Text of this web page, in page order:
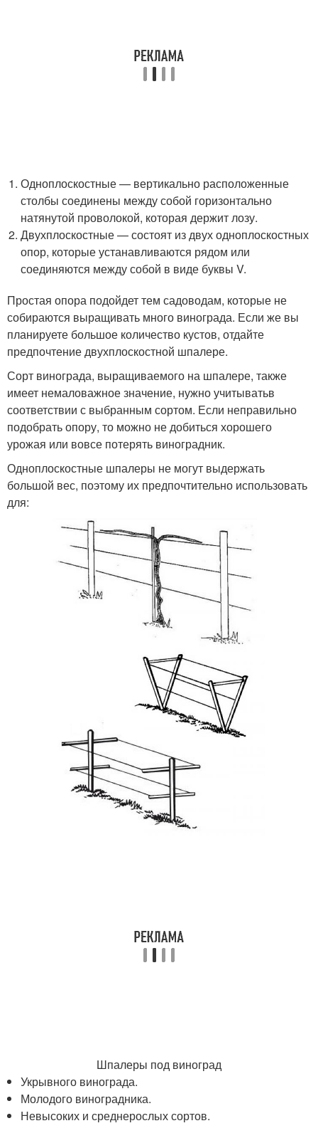
Одноплоскостные — вертикально расположенные
столбы соединены между собой горизонтально
натянутой проволокой, которая держит лозу.
Двухплоскостные — состоят из двух одноплоскостных
опор, которые устанавливаются рядом или
соединяются между собой в виде буквы V.
Простая опора подойдет тем садоводам, которые не
собираются выращивать много винограда. Если же вы
планируете большое количество кустов, отдайте
предпочтение двухплоскостной шпалере.
Сорт винограда, выращиваемого на шпалере, также
имеет немаловажное значение, нужно учитыватьв
соответствии с выбранным сортом. Если неправильно
подобрать опору, то можно не добиться хорошего
урожая или вовсе потерять виноградник.
Одноплоскостные шпалеры не могут выдержать
большой вес, поэтому их предпочтительно использовать
для:
Шпалеры под виноград
Укрывного винограда.
Молодого виноградника.
Невысоких и среднерослых сортов.